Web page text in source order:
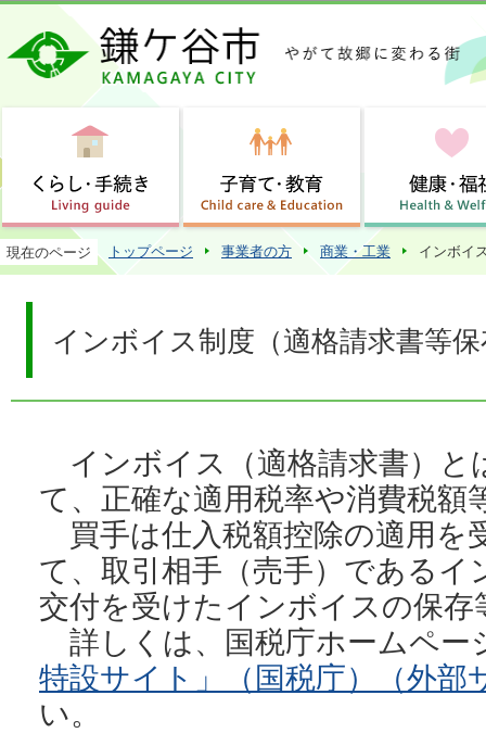
この
現在のページ トップページ 事業者の方 商業・工業 インボイ
インボイス制度（適格請求書等
インボイス（適格請求書）と
て、正確な適用税率や消費税額
買手は仕入税額控除の適用を
て、取引相手（売手）であるイ
交付を受けたインボイスの保
詳しくは、国税庁ホームペー
特設サイト」（国税庁）（外部
い。